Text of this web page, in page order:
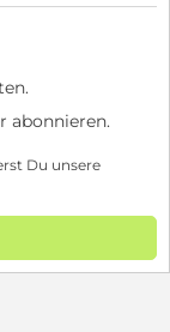
abonnieren.
Du unsere